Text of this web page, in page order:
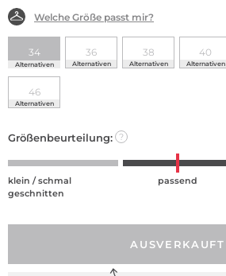
Welche Größe passt mir?
34
Alternativen
36
Alternativen
38
Alternativen
40
Alternativen
46
Alternativen
Größenbeurteilung: ?
klein / schmal
geschnitten
passend
AUSVERKAUFT